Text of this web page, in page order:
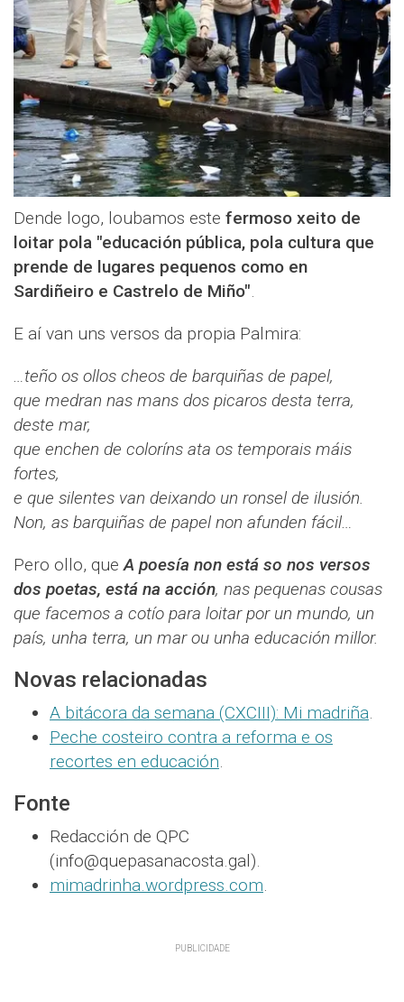
Dende logo, loubamos este fermoso xeito de
loitar pola "educación pública, pola cultura que
prende de lugares pequenos como en
Sardiñeiro e Castrelo de Miño".
E aí van uns versos da propia Palmira:
…teño os ollos cheos de barquiñas de papel,
que medran nas mans dos picaros desta terra,
deste mar,
que enchen de coloríns ata os temporais máis
fortes,
e que silentes van deixando un ronsel de ilusión.
Non, as barquiñas de papel non afunden fácil…
Pero ollo, queA poesía non está so nos versos
dos poetas, está na acción, nas pequenas cousas
que facemos a cotío para loitar por un mundo, un
país, unha terra, un mar ou unha educación millor.
Novas relacionadas
A bitácora da semana (CXCIII): Mi madriña.
Peche costeiro contra a reforma e os
recortes en educación.
Fonte
Redacción de QPC
(info@quepasanacosta.gal).
mimadrinha.wordpress.com.